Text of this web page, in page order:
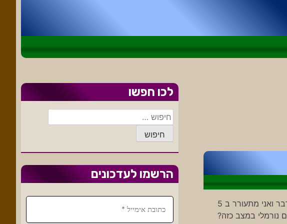
[הכותרת של הרשומה היא כותרת רייטינג. למרות שהיא בהחלט מבטאת את מה שקרה] אחת לזמן מה נופל דבר ואני מתעורר ב 5
נורמלי במצב כזה?
לכו חפשו
חיפוש:
הרשמו לעדכונים